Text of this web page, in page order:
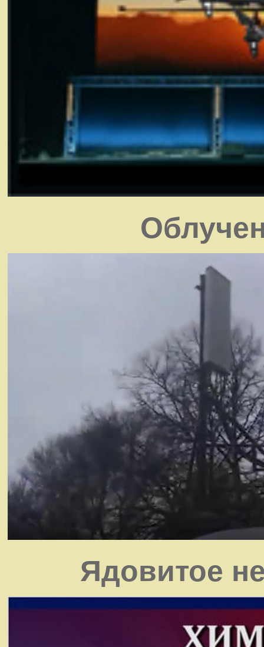
Ядовитое